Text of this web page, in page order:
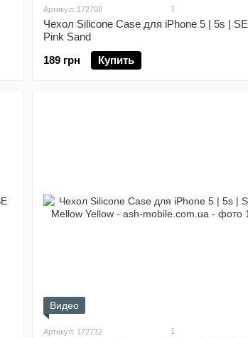
Артикул: 172708 1
Чехол Silicone Case для iPhone 5 | 5s | SE
Pink Sand
189 грн
Купить
Видео
Артикул: 172732 1